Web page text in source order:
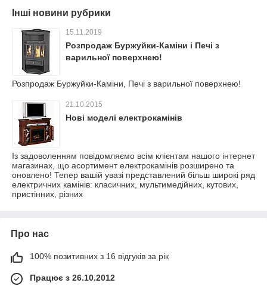
Інші новини рубрики
15.11.2019
Розпродаж Буржуйки-Каміни і Печі з
варильної поверхнею!
Розпродаж Буржуйки-Каміни, Печі з варильної поверхнею!
21.10.2015
Нові моделі електрокамінів
Із задоволенням повідомляємо всім клієнтам нашого інтернет
магазинах, що асортимент електрокамінів розширено та
оновлено! Тепер вашій увазі представлений більш широкі ряд
електричних камінів: класичних, мультимедійних, кутових,
пристінних, різних
Про нас
100% позитивних з 16 відгуків за рік
Працює з 26.10.2012